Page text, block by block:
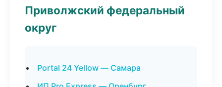
Приволжский федеральный
округ
Portal 24 Yellow — Самара